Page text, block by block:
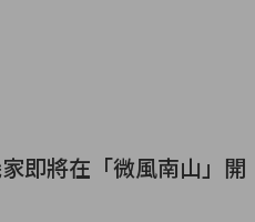
即將在「微風南山」開